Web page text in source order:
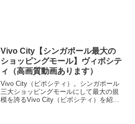
Vivo City【シンガポール最大の
ショッピングモール】ヴィボシテ
ィ（高画質動画あります）
Vivo City（ビボシティ）。シンガポール
三大ショッピングモールにして最大の規
模を誇るVivo City（ビボシティ）を紹介